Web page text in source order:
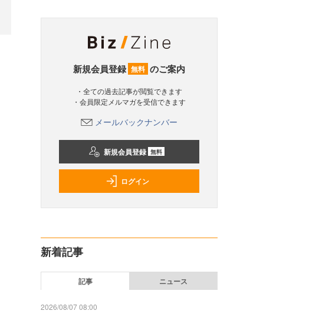
新規会員登録 無料 のご案内
・全ての過去記事が閲覧できます
・会員限定メルマガを受信できます
メールバックナンバー
新規会員登録 無料
ログイン
新着記事
記事 ニュース
2026/08/07 08:00